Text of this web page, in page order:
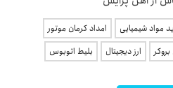
مواد شیمیایی
امداد کرمان موتور
ارز دیجیتال بلیط اتوبوس